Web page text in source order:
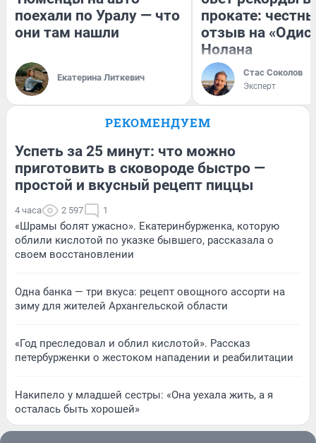
поехали по Уралу — что
они там нашли
Екатерина Литкевич
прокате:
отзыв на
Нолана
Стас Соколов
Эксперт
РЕКОМЕНДУЕМ
Успеть за 25 минут: что можно
приготовить в сковороде быстро —
простой и вкусный рецепт пиццы
4 часа 2 597 1
«Шрамы болят ужасно». Екатеринбурженка, которую
облили кислотой по указке бывшего, рассказала о
своем восстановлении
Одна банка — три вкуса: рецепт овощного ассорти на
зиму для жителей Архангельской области
«Год преследовал и облил кислотой». Рассказ
петербурженки о жестоком нападении и реабилитации
Накипело у младшей сестры: «Она уехала жить, а я
осталась быть хорошей»